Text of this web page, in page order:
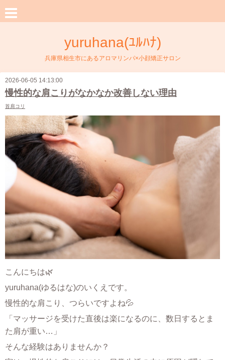
yuruhana(ﾕﾙﾊﾅ)
兵庫県相生市にあるアロマリンパ×小顔矯正サロン
2026-06-05 14:13:00
慢性的な肩こりがなかなか改善しない理由
首肩コリ
こんにちは🌿
yuruhana(ゆるはな)のいくえです。
慢性的な肩こり、つらいですよね💦
「マッサージを受けた直後は楽になるのに、数日するとま
た肩が重い…」
そんな経験はありませんか？